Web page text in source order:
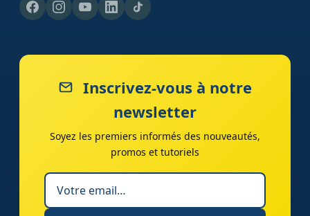
Inscrivez-vous à notre
newsletter
Soyez les premiers informés des nouveautés,
promos et tutoriels